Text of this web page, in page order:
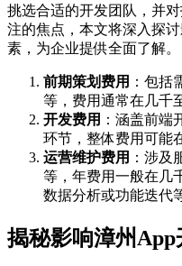
挑选合适的开发团队，并
注的焦点，本文将深入探
素，为企业提供全面了解。
前期策划费用 ：包括
等，费用通常在几千
开发费用 ：涵盖前端
环节，整体费用可能
运营维护费用 ：涉及
等，年费用一般在几
数据分析或功能迭代
揭秘影响漳州